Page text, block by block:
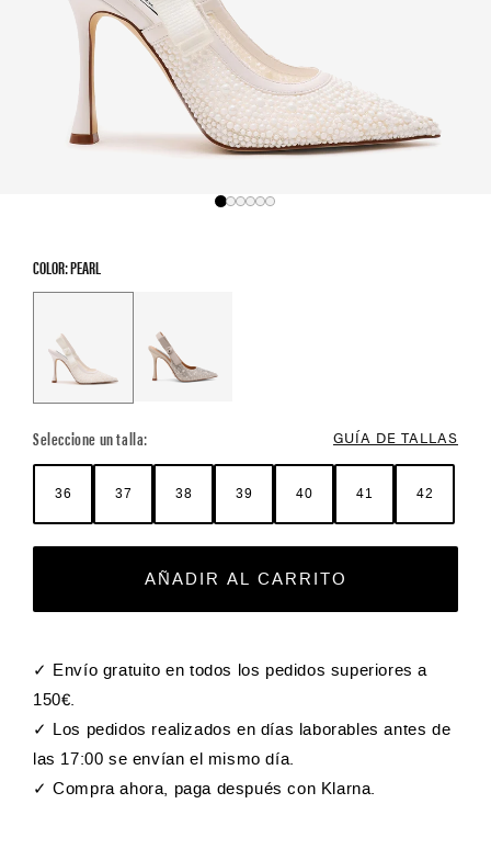
COLOR: PEARL
Seleccione un talla: GUÍA DE TALLAS
36 37 38 39 40 41 42
AÑADIR AL CARRITO
✓ Envío gratuito en todos los pedidos superiores a
150€.
✓ Los pedidos realizados en días laborables antes de
las 17:00 se envían el mismo día.
✓ Compra ahora, paga después con Klarna.